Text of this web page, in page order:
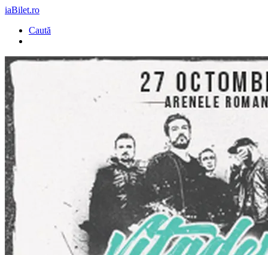
iaBilet.ro
Caută